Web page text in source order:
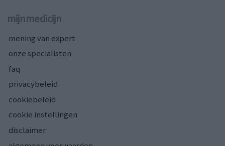
mijnmedicijn
mening van expert
onze specialisten
faq
privacybeleid
cookiebeleid
cookie instellingen
disclaimer